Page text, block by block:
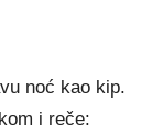
noć kao kip.
i reče: